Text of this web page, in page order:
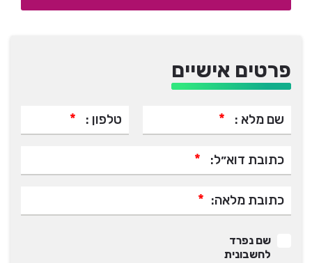
פרטים אישיים
שם מלא : * טלפון : *
כתובת דוא״ל: *
כתובת מלאה: *
שם נפרד
לחשבונית